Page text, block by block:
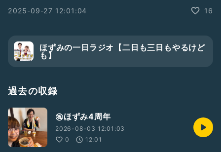
2025-09-27 12:01:04
16
ほずみの一日ラジオ【二日も三日もやるけど
も】
過去の収録
㊗️ほずみ4周年
2026-08-03 12:01:03
0
12:01